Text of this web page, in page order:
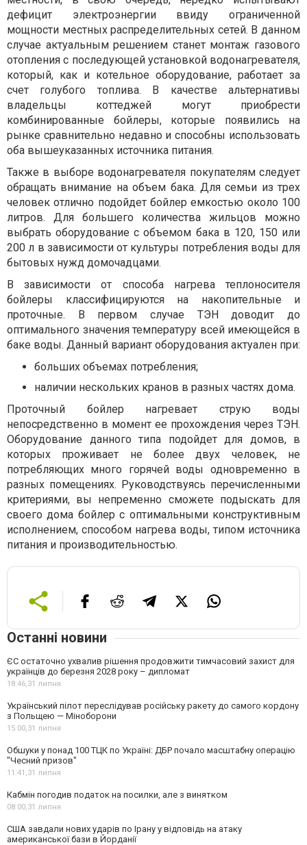
дефицит электроэнергии ввиду ограниченной
мощности местных распределительных сетей. В данном
случае актуальным решением станет монтаж газового
отопления с последующей установкой водонагревателя,
который, как и котельное оборудование, работает за
счет голубого топлива. В качестве альтернативы
владельцы коттеджей могут приобрести
комбинированные бойлеры, которые появились на
рынке сравнительно недавно и способны использовать
оба вышеуказанных источника питания.
Также в выборе водонагревателя покупателям следует
обращать внимание на объем бака. Для семьи из трех
человек отлично подойдет бойлер емкостью около 100
литров. Для большего количества жильцов можно
выбрать оборудование с объемом бака в 120, 150 или
200 л в зависимости от культуры потребления воды для
бытовых нужд домочадцами.
В зависимости от способа нагрева теплоносителя
бойлеры классифицируются на накопительные и
проточные. В первом случае ТЭН доводит до
оптимального значения температуру всей имеющейся в
баке воды. Данный вариант оборудования актуален при:
больших объемах потребления;
наличии нескольких кранов в разных частях дома.
Проточный бойлер нагревает струю воды
непосредственно в момент ее прохождения через ТЭН.
Оборудование данного типа подойдет для домов, в
которых проживает не более двух человек, не
потребляющих много горячей воды одновременно в
разных помещениях. Руководствуясь перечисленными
критериями, вы непременно сможете подыскать для
своего дома бойлер с оптимальными конструктивным
исполнением, способом нагрева воды, типом источника
питания и производительностью.
Останні новини
ЄС остаточно ухвалив рішення продовжити тимчасовий захист для
українців до березня 2028 року – дипломат
18:46,31 липня
Український пілот переслідував російську ракету до самого кордону
з Польщею — Міноборони
15:00,31 липня
Обшуки у понад 100 ТЦК по Україні: ДБР почало масштабну операцію
"Чесний призов"
11:41,31 липня
Кабмін погодив податок на посилки, але з винятком
08:00,31 липня
США завдали нових ударів по Ірану у відповідь на атаку
американської бази в Йорданії